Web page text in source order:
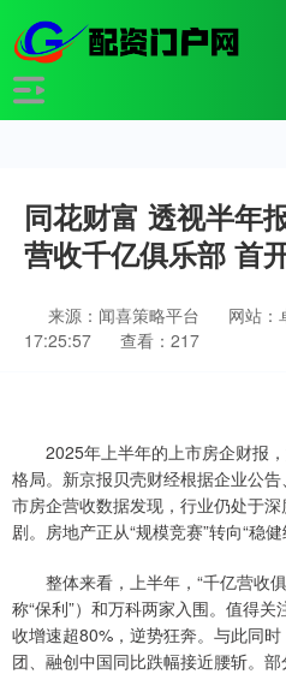
同花财富 透视半年
营收千亿俱乐部 首
来源：闻喜策略平台 网站：
17:25:57
查看：217
2025年上半年的上市房企财报，
格局。新京报贝壳财经根据企业公
市房企营收数据发现，行业仍处于
剧。房地产正从“规模竞赛”转向“稳健
整体来看，上半年，“千亿营收俱
称“保利”）和万科两家入围。值得
收增速超80%，逆势狂奔。与此同
团、融创中国同比跌幅接近腰斩。